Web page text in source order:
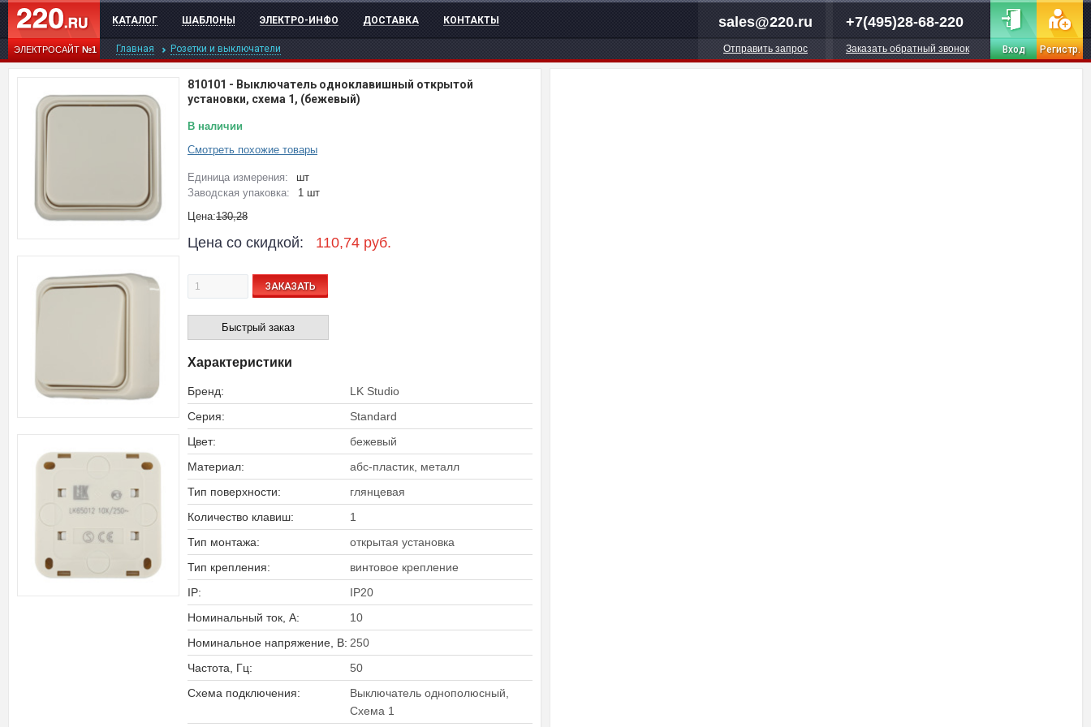
ЭЛЕКТРОСАЙТ№1
КАТАЛОГ ШАБЛОНЫ ЭЛЕКТРО-ИНФО ДОСТАВКА КОНТАКТЫ sales@220.ru
Отправить запрос
+7(495)28-68-220
Заказать обратный звонок Вход Регистр.
Главная Розетки и выключатели
810101 - Выключатель одноклавишный открытой
установки, схема 1, (бежевый)
В наличии
Смотреть похожие товары
Единица измерения:
шт
Заводская упаковка:
1 шт
Цена:130,28
Цена со скидкой: 110,74 руб.
ЗАКАЗАТЬ
Быстрый заказ
Характеристики
Бренд:
LK Studio
Серия:
Standard
Цвет:
бежевый
Материал:
абс-пластик, металл
Тип поверхности:
глянцевая
Количество клавиш:
1
Тип монтажа:
открытая установка
Тип крепления:
винтовое крепление
IP:
IP20
Номинальный ток, А:
10
Номинальное напряжение, В: 250
Частота, Гц:
50
Схема подключения:
Выключатель однополюсный,
Схема 1